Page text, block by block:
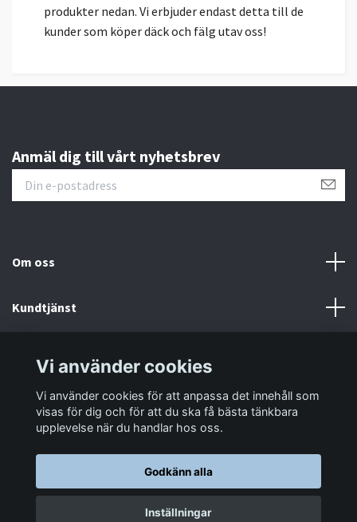
produkter nedan. Vi erbjuder endast detta till de
kunder som köper däck och fälg utav oss!
Anmäl dig till vårt nyhetsbrev
Om oss
Kundtjänst
Sociala medier
© 2026 LastaTungt.se
Vi använder cookies
Vi använder cookies för att anpassa det innehåll som
visas för dig och för att du ska få bästa tänkbara
upplevelse när du handlar hos oss.
Godkänn alla
Inställningar